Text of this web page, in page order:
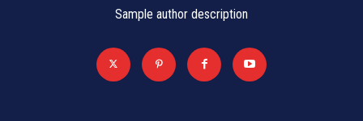
Sample author description